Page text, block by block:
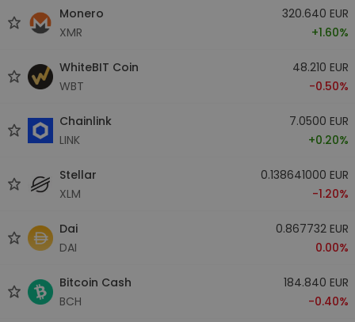
Monero
XMR
320.640 EUR
+1.60%
WhiteBIT Coin
WBT
48.210 EUR
-0.50%
Chainlink
LINK
7.0500 EUR
+0.20%
Stellar
XLM
0.138641000 EUR
-1.20%
Dai
DAI
0.867732 EUR
0.00%
Bitcoin Cash
BCH
184.840 EUR
-0.40%